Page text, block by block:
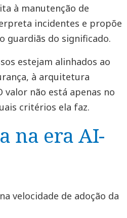
à manutenção de
incidentes e propõe
guardiãs do significado.
estejam alinhados ao
à arquitetura
valor não está apenas no
critérios ela faz.
na era AI-
velocidade de adoção da